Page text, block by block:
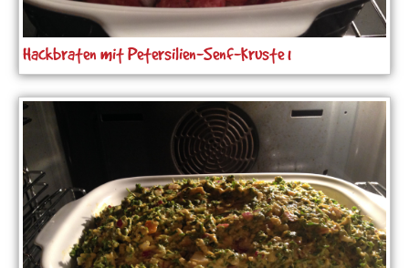
Hackbraten mit Petersilien-Senf-Kruste 1